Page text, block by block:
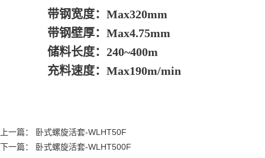
带钢宽度：Max320mm
带钢壁厚：Max4.75mm
储料长度：240~400m
充料速度：Max190m/min
上一篇：
卧式螺旋活套-WLHT50F
下一篇：
卧式螺旋活套-WLHT500F